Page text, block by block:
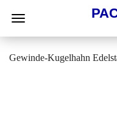
Gewinde-Kugelhahn